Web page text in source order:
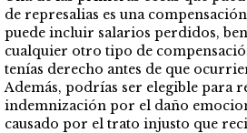
de represalias es una
puede incluir salarios perdidos,
cualquier otro tipo de
tenías derecho antes de que
Además, podrías ser elegible para
indemnización por el daño
causado por el trato injusto que